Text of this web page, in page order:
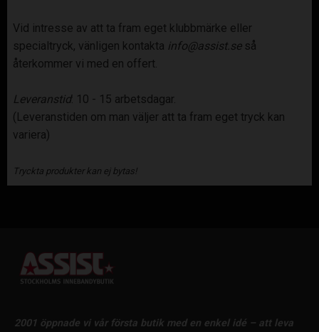
Vid intresse av att ta fram eget klubbmärke eller
specialtryck, vänligen kontakta info@assist.seså
återkommer vi med en offert.
Leveranstid: 10 - 15 arbetsdagar.
(Leveranstiden om man väljer att ta fram eget tryck kan
variera)
Tryckta produkter kan ej bytas!
2001 öppnade vi vår första butik med en enkel idé – att leva